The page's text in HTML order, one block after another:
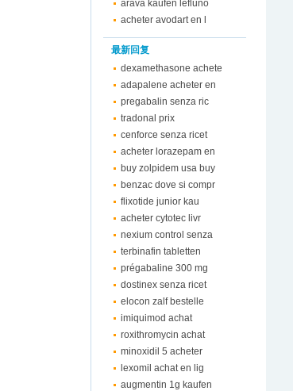
arava kaufen lefluno
acheter avodart en l
最新回复
dexamethasone achete
adapalene acheter en
pregabalin senza ric
tradonal prix
cenforce senza ricet
acheter lorazepam en
buy zolpidem usa buy
benzac dove si compr
flixotide junior kau
acheter cytotec livr
nexium control senza
terbinafin tabletten
prégabaline 300 mg
dostinex senza ricet
elocon zalf bestelle
imiquimod achat
roxithromycin achat
minoxidil 5 acheter
lexomil achat en lig
augmentin 1g kaufen